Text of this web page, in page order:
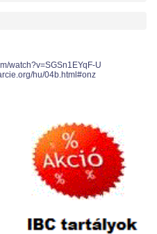
watch?v=SGSn1EYqF-U
hu/04b.html#onz